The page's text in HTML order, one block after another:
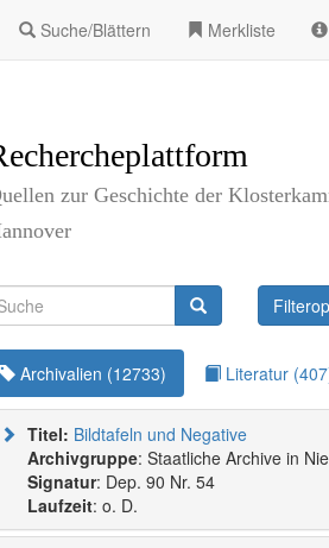
Suche/Blättern Merkliste
zur Geschichte der
Archivalien (12733) Literatur (407
Titel: Bildtafeln und Negative
Archivgruppe: Staatliche Archive in
Signatur: Dep. 90 Nr. 54
Laufzeit: o. D.